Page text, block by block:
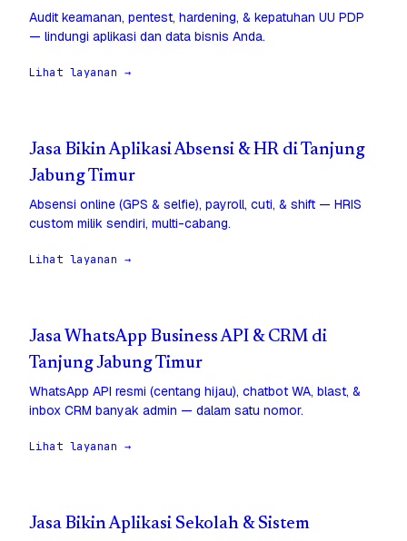
Audit keamanan, pentest, hardening, & kepatuhan UU PDP
— lindungi aplikasi dan data bisnis Anda.
Lihat layanan →
Jasa Bikin Aplikasi Absensi & HR di Tanjung
Jabung Timur
Absensi online (GPS & selfie), payroll, cuti, & shift — HRIS
custom milik sendiri, multi-cabang.
Lihat layanan →
Jasa WhatsApp Business API & CRM di
Tanjung Jabung Timur
WhatsApp API resmi (centang hijau), chatbot WA, blast, &
inbox CRM banyak admin — dalam satu nomor.
Lihat layanan →
Jasa Bikin Aplikasi Sekolah & Sistem